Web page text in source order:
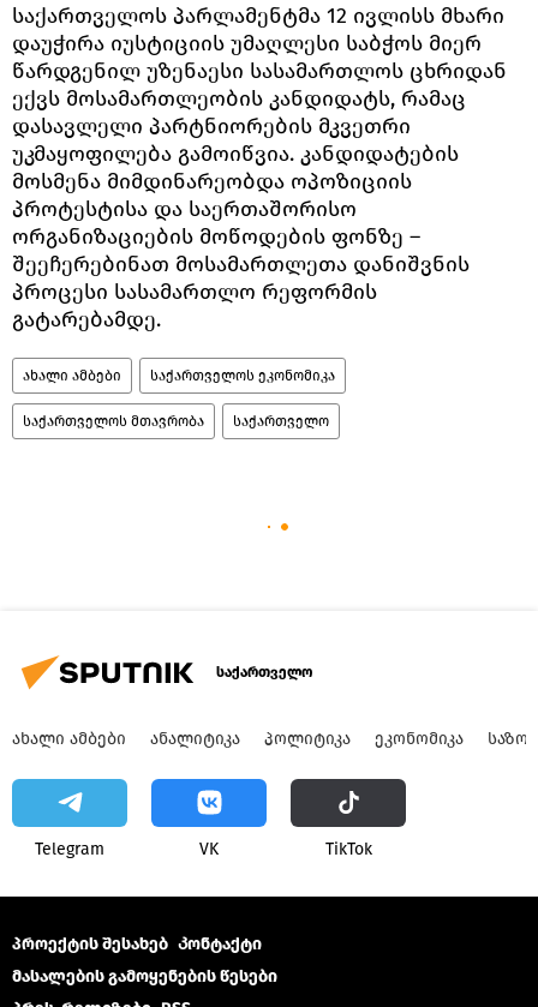
საქართველოს პარლამენტმა 12 ივლისს მხარი
დაუჭირა იუსტიციის უმაღლესი საბჭოს მიერ
წარდგენილ უზენაესი სასამართლოს ცხრიდან
ექვს მოსამართლეობის კანდიდატს, რამაც
დასავლელი პარტნიორების მკვეთრი
უკმაყოფილება გამოიწვია. კანდიდატების
მოსმენა მიმდინარეობდა ოპოზიციის
პროტესტისა და საერთაშორისო
ორგანიზაციების მოწოდების ფონზე –
შეეჩერებინათ მოსამართლეთა დანიშვნის
პროცესი სასამართლო რეფორმის
გატარებამდე.
ახალი ამბები საქართველოს ეკონომიკა
საქართველოს მთავრობა საქართველო
საქართველო
ᲐᲮᲐᲚᲘ ᲐᲛᲑᲔᲑᲘ ᲐᲜᲐᲚᲘᲢᲘᲙᲐ ᲞᲝᲚᲘᲢᲘᲙᲐ ᲔᲙᲝᲜᲝᲛᲘᲙᲐ
Telegram VK ТikТоk
პროექტის შესახებ Კონტაქტი
მასალების გამოყენების წესები